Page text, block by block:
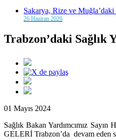
Sakarya, Rize ve Muğla’daki
26 Haziran 2026
Trabzon’daki Sağlık
01 Mayıs 2024
Sağlık Bakan Yardımcımız
GELERİ Trabzon’da devam eden